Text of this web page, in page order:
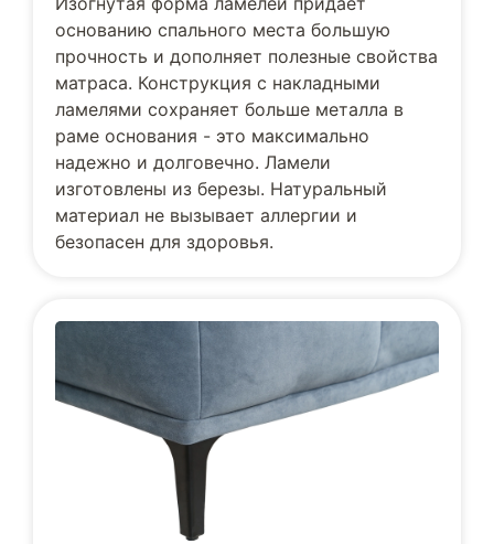
основанию спального места большую
прочность и дополняет полезные свойства
матраса. Конструкция с накладными
ламелями сохраняет больше металла в
раме основания - это максимально
надежно и долговечно. Ламели
изготовлены из березы. Натуральный
материал не вызывает аллергии и
безопасен для здоровья.